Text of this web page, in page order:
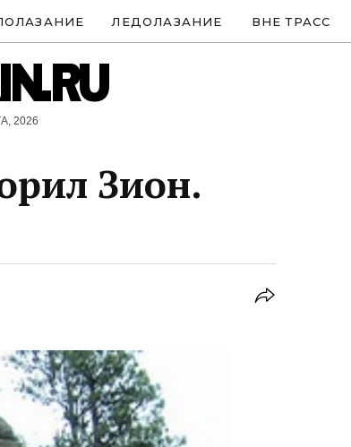
ЛЕДОЛАЗАНИЕ ВНЕ ТРАСС
2026
Зион.